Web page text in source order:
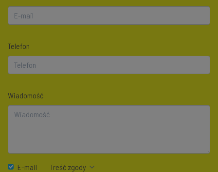
Telefon
Wiadomość
E-mail Treść zgody